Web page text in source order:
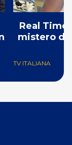
Real
mistero
TV ITALIANA